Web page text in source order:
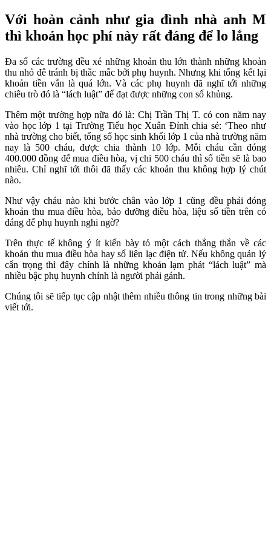
Với hoàn cảnh như gia đình nhà anh M
thì khoản học phí này rất đáng để lo lắng
Đa số các trường đều xé những khoản thu lớn thành những khoản
thu nhỏ đê tránh bị thắc mắc bởi phụ huynh. Nhưng khi tổng kết lại
khoản tiền vẫn là quá lớn. Và các phụ huynh đã nghĩ tới những
chiêu trò đó là “lách luật” để đạt được những con số khủng.
Thêm một trường hợp nữa đó là: Chị Trần Thị T. có con năm nay
vào học lớp 1 tại Trường Tiểu học Xuân Đỉnh chia sẻ: ‘Theo như
nhà trường cho biết, tổng số học sinh khối lớp 1 của nhà trường năm
nay là 500 cháu, được chia thành 10 lớp. Mỗi cháu cần đóng
400.000 đồng để mua điều hòa, vị chi 500 cháu thì số tiền sẽ là bao
nhiêu. Chỉ nghĩ tới thôi đã thấy các khoản thu không hợp lý chút
nào.
Như vậy cháu nào khi bước chân vào lớp 1 cũng đều phải đóng
khoản thu mua điều hòa, bảo dưỡng điều hòa, liệu số tiền trên có
đáng để phụ huynh nghi ngờ?
Trên thực tế không ý ít kiến bày tỏ một cách thẳng thắn về các
khoản thu mua điều hòa hay sổ liên lạc điện tử. Nếu không quản lý
cẩn trọng thì đây chính là những khoản lạm phát “lách luật” mà
nhiều bậc phụ huynh chính là người phải gánh.
Chúng tôi sẽ tiếp tục cập nhật thêm nhiều thông tin trong những bài
viết tới.